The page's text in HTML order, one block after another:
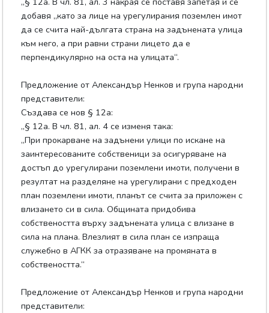
добавя „като за лице на урегулирания поземлен имот
да се счита най-дългата страна на задънената улица
към него, а при равни страни лицето да е
перпендикулярно на оста на улицата“.
Предложение от Александър Ненков и група народни
представители:
Създава се нов § 12а:
„§ 12а. В чл. 81, ал. 4 се изменя така:
„При прокарване на задънени улици по искане на
заинтересованите собственици за осигуряване на
достъп до урегулирани поземлени имоти, получени в
резултат на разделяне на урегулирани с предходен
план поземлени имоти, планът се счита за приложен с
влизането си в сила. Общината придобива
собствеността върху задънената улица с влизане в
сила на плана. Влезлият в сила план се изпраща
служебно в АГКК за отразяване на промяната в
собствеността.“
Предложение от Александър Ненков и група народни
представители: